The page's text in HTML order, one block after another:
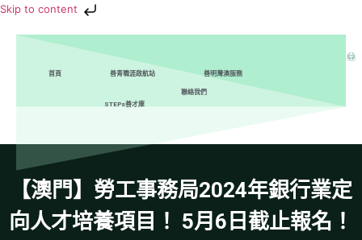
Skip to content
首頁 善青職涯啟航站 善明灣澳服務
STEPs善才庫
聯絡我們
【澳門】勞工事務局2024年銀行業定
向人才培養項目！ 5月6日截止報名！